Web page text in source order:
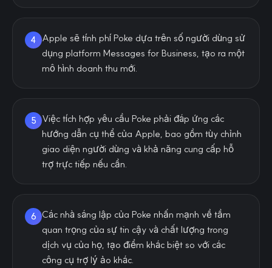
4
Apple sẽ tính phí Poke dựa trên số người dùng sử
dụng platform Messages for Business, tạo ra một
mô hình doanh thu mới.
5
Việc tích hợp yêu cầu Poke phải đáp ứng các
hướng dẫn cụ thể của Apple, bao gồm tùy chỉnh
giao diện người dùng và khả năng cung cấp hỗ
trợ trực tiếp nếu cần.
6
Các nhà sáng lập của Poke nhấn mạnh về tầm
quan trọng của sự tin cậy và chất lượng trong
dịch vụ của họ, tạo điểm khác biệt so với các
công cụ trợ lý ảo khác.